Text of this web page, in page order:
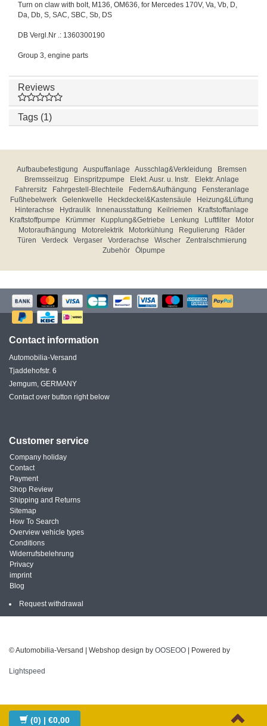
Turn on claw with bolt, M136, OM636, for Mercedes 170V, Va, Vb, D,
Da, Db, S, SAC, SBC, Sb, DS
DB Vergl.Nr .: 1360300190
Group 3, engine parts
Reviews
Tags (1)
Aufbaubefestigung Auspuffanlage Ausschlag&Verkleidung
Bremsen
Bremsseilzug
Einspritzpumpe Elekt. Ausr. u. Instr.
Elektr. Anlage
Fahrersitz
Fahrgestell-Blechteile Federn&Aufhängung
Fensteranlage
Fußhebelwerk
Gelenkwelle Heckdeckel&Kastensäule
Heizung&Lüftung
Hinterachse
Hydraulik Innenausstattung Keilriemen
Kraftstoffanlage
Kraftstoffpumpe
Krümmer Kupplung&Getriebe Lenkung Luftfilter
Motor
Motoraufhängung
Motorelektrik Motorkühlung Regulierung
Räder
Türen
Verdeck Vergaser Vorderachse Wischer
Zentralschmierung
Zubehör
Ölpumpe
Contact information
Automobilia-Versand
Tjaddehofstr. 6
Jemgum, GERMANY
Contact over button right below
Customer service
Company holiday
Contact
Payment
Shop Review
Shipping and Returns
Sitemap
How To Search
Overview vehicle types
Conditions
Widerrufsbelehrung
Privacy
imprint
Blog
Request withdrawal
© Automobilia-Versand | Webshop design by OOSEOO | Powered by
Lightspeed
(0) | €0,00